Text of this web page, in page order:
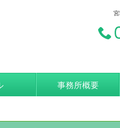
事務所概要